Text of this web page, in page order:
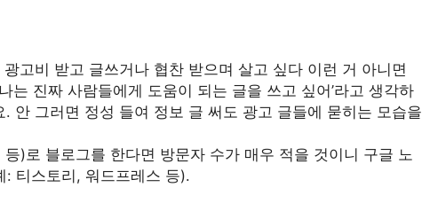
고비 받고 글쓰거나 협찬 받으며 살고 싶다 이런 거 아니면
는 진짜 사람들에게 도움이 되는 글을 쓰고 싶어’라고 생각하
안 그러면 정성 들여 정보 글 써도 광고 글들에 묻히는 모습을
)로 블로그를 한다면 방문자 수가 매우 적을 것이니 구글 노
: 티스토리, 워드프레스 등).